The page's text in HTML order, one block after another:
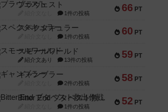
66 PT
ブラヴェスト
1件の投稿
60 PT
スペクタキュラー
1件の投稿
59 PT
スモールワールド
紹介文あり 13件の投稿
58 PT
ギャンブラー
2件の投稿
52 PT
Bitter End ブタペスト救出作戦
1件の投稿